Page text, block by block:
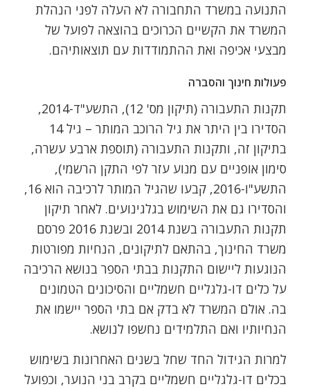
התנועה במשרד התחבורה לא העלה לפני הנהלת
המשרד את הקשיים הכרוכים בהוצאה לפועל של
מבצעי אכיפה ואת ההתמודדות עם תוצאותיהם.
פעולות חינוך והסברה
תקנות התעבורה (תיקון מס' 12), התשע"ד-2014,
הסדירו בין היתר את גיל הרוכב המותר – גיל 14
בתיקון זה, ותקנות התעבורה (תוספת ארבע עשרה,
סימון אופניים עם מנוע עזר לפי התקן הרשמי),
התשע"ו-2016, קבעו שהגיל המותר לרכיבה הוא 16,
והסדירו גם את השימוש בגלגינועים. לאחר תיקון
תקנות התעבורה בשנת 2014 ובשנת 2016 פרסם
משרד החינוך, בהתאם לתיקונים, הנחיות מפורטות
הנוגעות ליישום התקנות בבתי הספר בנושא הרכיבה
על כלים דו-גלגליים חשמליים והסיכונים הטמונים
בה. אולם המשרד לא בדק אם בתי הספר יישמו את
הנחיותיו ואם התלמידים נחשפו לנושא.
למרות הגידול החד שחל בשנים האחרונות בשימוש
בכלים דו-גלגליים חשמליים בקרב בני הנוער, וכפועל